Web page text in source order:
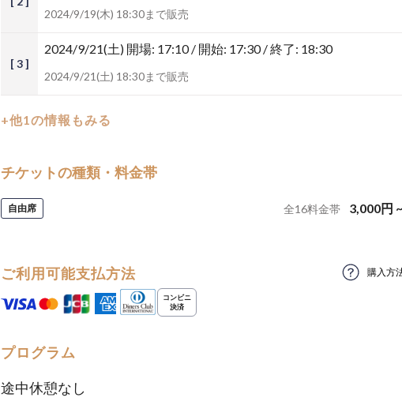
2024/9/19(木) 18:30まで販売
[ 3 ]
2024/9/21(土) 開場: 17:10 / 開始: 17:30 / 終了: 18:30
2024/9/21(土) 18:30まで販売
+他1の情報もみる
チケットの種類・料金帯
自由席 全16料金帯 3,000円
ご利用可能支払方法 購入方
プログラム
途中休憩なし